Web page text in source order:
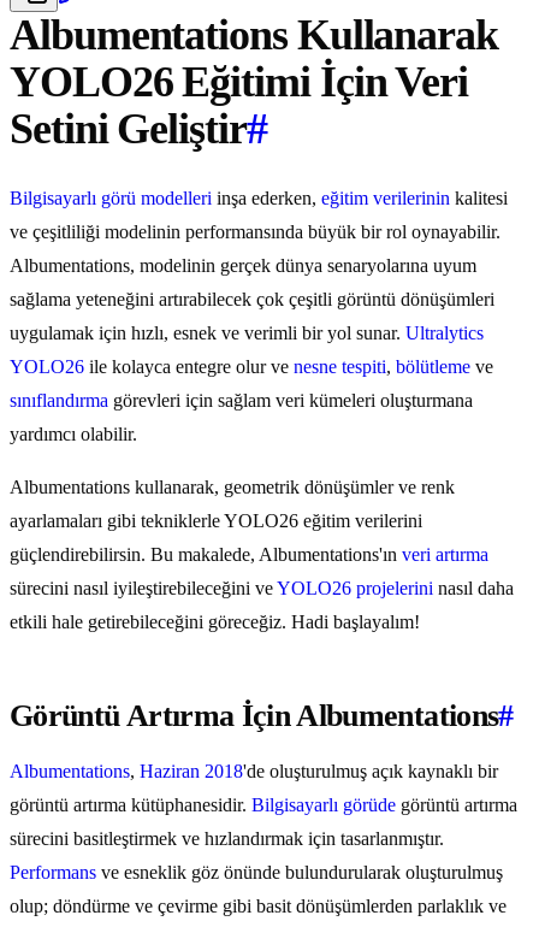
Albumentations Kullanarak
YOLO26 Eğitimi İçin Veri
Setini Geliştir#
Bilgisayarlı görü modelleri inşa ederken, eğitim verilerinin kalitesi
ve çeşitliliği modelinin performansında büyük bir rol oynayabilir.
Albumentations, modelinin gerçek dünya senaryolarına uyum
sağlama yeteneğini artırabilecek çok çeşitli görüntü dönüşümleri
uygulamak için hızlı, esnek ve verimli bir yol sunar. Ultralytics
YOLO26 ile kolayca entegre olur ve nesne tespiti, bölütleme ve
sınıflandırma görevleri için sağlam veri kümeleri oluşturmana
yardımcı olabilir.
Albumentations kullanarak, geometrik dönüşümler ve renk
ayarlamaları gibi tekniklerle YOLO26 eğitim verilerini
güçlendirebilirsin. Bu makalede, Albumentations'ın veri artırma
sürecini nasıl iyileştirebileceğini veYOLO26 projelerini nasıl daha
etkili hale getirebileceğini göreceğiz. Hadi başlayalım!
Görüntü Artırma İçin Albumentations#
Albumentations, Haziran 2018'de oluşturulmuş açık kaynaklı bir
görüntü artırma kütüphanesidir. Bilgisayarlı görüde görüntü artırma
sürecini basitleştirmek ve hızlandırmak için tasarlanmıştır.
Performans ve esneklik göz önünde bulundurularak oluşturulmuş
olup; döndürme ve çevirme gibi basit dönüşümlerden parlaklık ve